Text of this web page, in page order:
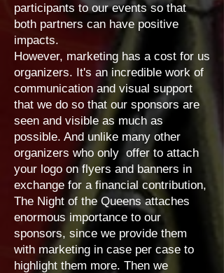
participants to our events so that
both partners can have positive
impacts.
However, marketing has a cost for us
organizers. It's an incredible work of
communication and visual support
that we do so that our sponsors are
seen and visible as much as
possible. And unlike many other
organizers who only offer to attach
your logo on flyers and banners in
exchange for a financial contribution,
The Night of the Queens attaches
enormous importance to our
sponsors, since we provide them
with marketing in case per case to
highlight them more. Then we